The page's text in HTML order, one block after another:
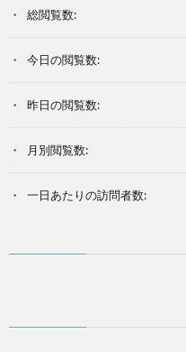
総閲覧数:
今日の閲覧数:
昨日の閲覧数:
月別閲覧数:
一日あたりの訪問者数: